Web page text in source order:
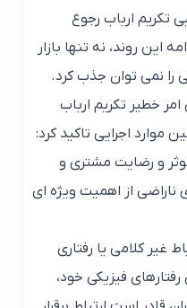
ارباب رجوع
روند، نه تنها بازار
نمی توان جذب کرد.
تکریم ارباب
اجرایی تاکید کرد:
رضایت مشتری و
از اهمیت ویژه ای
کلامی یا رفتاری
فیزیکی خود،